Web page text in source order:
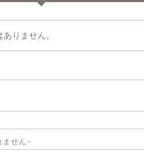
りません。
ません -